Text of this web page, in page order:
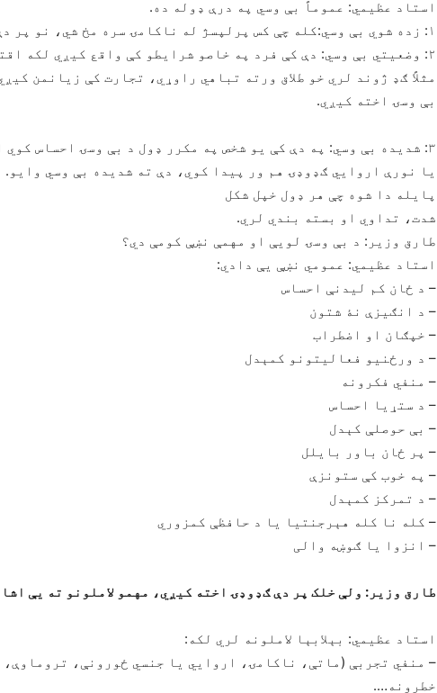
استاد عظیمي: عموماً بې وسي په درې ډوله ده.
۱: زده شوي بې وسي:کله چې کس پرلپسژ له ناکامۍ سره مخ شي، نو پر دې بې وسۍ اخته کیږي.
۲: وضعیتي بې وسي: دې کې فرد په خاصو شرایطو کې واقع کیږي لکه اقتصادي کړکېچ، کورنی مشکل…
مثلاً ګډ ژوند لري خو طلاق ورته تباهي راوړي، تجارت کې زیانمن
بې وسۍ اخته کیږي.
۳: شدیده بې وسي: په دې کې یو شخص په مکرر ډول د بې وسۍ احساس
یا نورې اروایي ګډوډۍ هم ور پیدا کوي، دې ته شدیده بې وسي وایو.
پایله دا شوه چې هر ډول خپل شکل
شدت، تداوي او بسته بندي لري.
طارق وزیر: د بې وسۍ لویې او مهمې نښې کومې دي؟
استاد عظیمي: عمومي نښې یې دادي:
– د ځان کم لیدنې احساس
– د انګیزې نۀ شتون
– خپګان او اضطراب
– د ورځنیو فعالیتونو کمېدل
– منفي فکرونه
– د ستړیا احساس
– بې حوصلې کېدل
– پر ځان باور بایلل
– په خوب کې ستونزې
– د تمرکز کمېدل
– کله نا کله هېرجنتیا یا د حافظې کمزوري
– انزوا یا ګوښه والی
طارق وزیر: ولې خلک پر دې ګډوډۍ اخته کیږي، مهمو لاملونو ته یې
استاد عظیمي: بېلابېا لاملونه لري لکه:
– منفي تجربې (ماتې، ناکامۍ، اروایي یا جنسي ځورونې،
خطرونه….